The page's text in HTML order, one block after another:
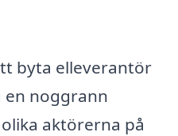
byta elleverantör
noggrann
aktörerna på